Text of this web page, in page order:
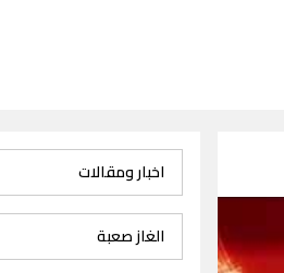
اخبار ومقالات
الغاز صعبة